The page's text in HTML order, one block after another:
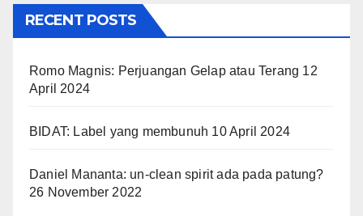
RECENT POSTS
Romo Magnis: Perjuangan Gelap atau Terang 12
April 2024
BIDAT: Label yang membunuh 10 April 2024
Daniel Mananta: un-clean spirit ada pada patung?
26 November 2022